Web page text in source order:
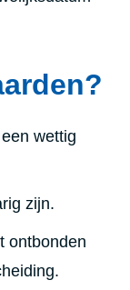
wettig
zijn.
ontbonden